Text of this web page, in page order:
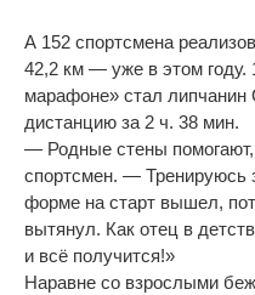
А 152 спортсмена
42,2 км — уже в этом году.
марафоне» стал
дистанцию за 2 ч. 38 мин.
— Родные стены помогают,
спортсмен. — Тренируюсь
форме на старт вышел,
вытянул. Как отец в
и всё получится!»
Наравне со взрослыми